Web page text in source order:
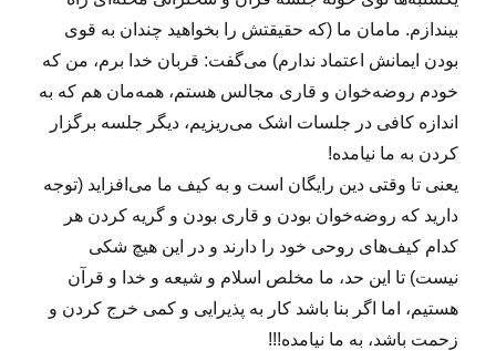
بیندازم. مامان ما (که حقیقتش را بخواهید چندان به قوی
بودن ایمانش اعتماد ندارم) می‌گفت: قربان خدا برم، من که
خودم روضه‌خوان و قاری مجالس هستم، همه‌مان هم که به
اندازه کافی در جلسات اشک می‌ریزیم، دیگر جلسه برگزار
کردن به ما نیامده!
یعنی تا وقتی دین رایگان است و به کیف ما می‌افزاید (توجه
دارید که روضه‌خوان بودن و قاری بودن و گریه کردن هر
کدام کیف‌های روحی خود را دارند و در این هیچ شکی
نیست) تا این حد، ما مخلص اسلام و شیعه و خدا و قرآن
هستیم، اما اگر بنا باشد کار به پذیرایی و کمی خرج کردن و
زحمت باشد، به ما نیامده!!!